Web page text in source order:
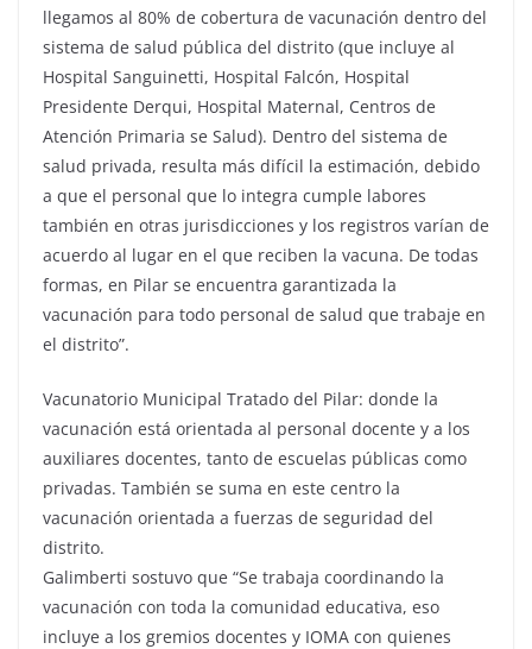
llegamos al 80% de cobertura de vacunación dentro del
sistema de salud pública del distrito (que incluye al
Hospital Sanguinetti, Hospital Falcón, Hospital
Presidente Derqui, Hospital Maternal, Centros de
Atención Primaria se Salud). Dentro del sistema de
salud privada, resulta más difícil la estimación, debido
a que el personal que lo integra cumple labores
también en otras jurisdicciones y los registros varían de
acuerdo al lugar en el que reciben la vacuna. De todas
formas, en Pilar se encuentra garantizada la
vacunación para todo personal de salud que trabaje en
el distrito”.
Vacunatorio Municipal Tratado del Pilar: donde la
vacunación está orientada al personal docente y a los
auxiliares docentes, tanto de escuelas públicas como
privadas. También se suma en este centro la
vacunación orientada a fuerzas de seguridad del
distrito.
Galimberti sostuvo que “Se trabaja coordinando la
vacunación con toda la comunidad educativa, eso
incluye a los gremios docentes y IOMA con quienes